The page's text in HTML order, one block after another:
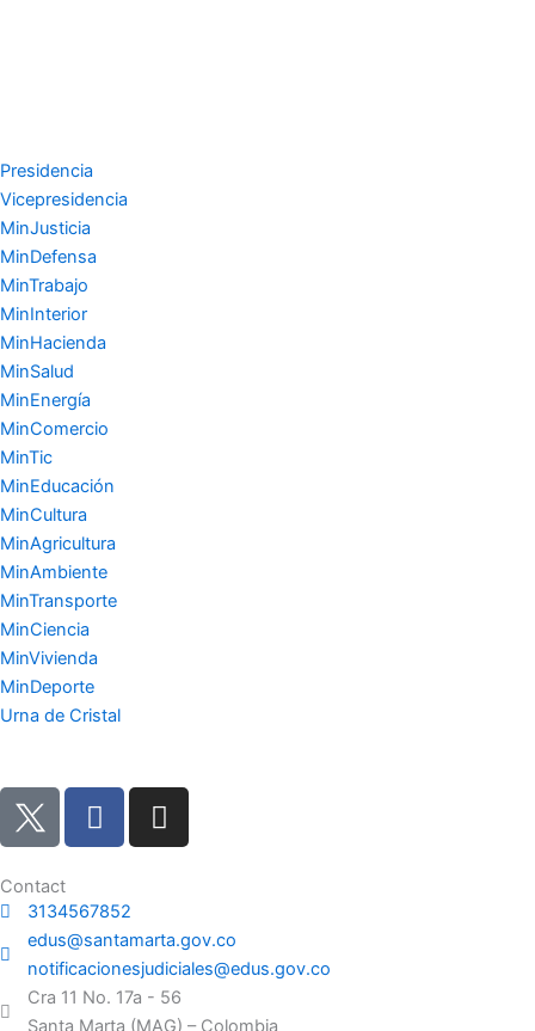
Presidencia
Vicepresidencia
MinJusticia
MinDefensa
MinTrabajo
MinInterior
MinHacienda
MinSalud
MinEnergía
MinComercio
MinTic
MinEducación
MinCultura
MinAgricultura
MinAmbiente
MinTransporte
MinCiencia
MinVivienda
MinDeporte
Urna de Cristal
F
a
b
o
o
k
I
n
g
r
a
Contact
3134567852
edus@santamarta.gov.co
notificacionesjudiciales@edus.gov.co
Cra 11 No. 17a - 56
Santa Marta (MAG) – Colombia